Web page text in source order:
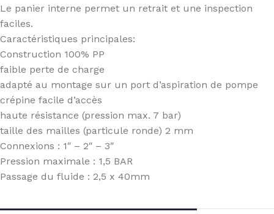
Le panier interne permet un retrait et une inspection
faciles.
Caractéristiques principales:
Construction 100% PP
faible perte de charge
adapté au montage sur un port d’aspiration de pompe
crépine facile d’accès
haute résistance (pression max. 7 bar)
taille des mailles (particule ronde) 2 mm
Connexions : 1″ – 2″ – 3″
Pression maximale : 1,5 BAR
Passage du fluide : 2,5 x 40mm